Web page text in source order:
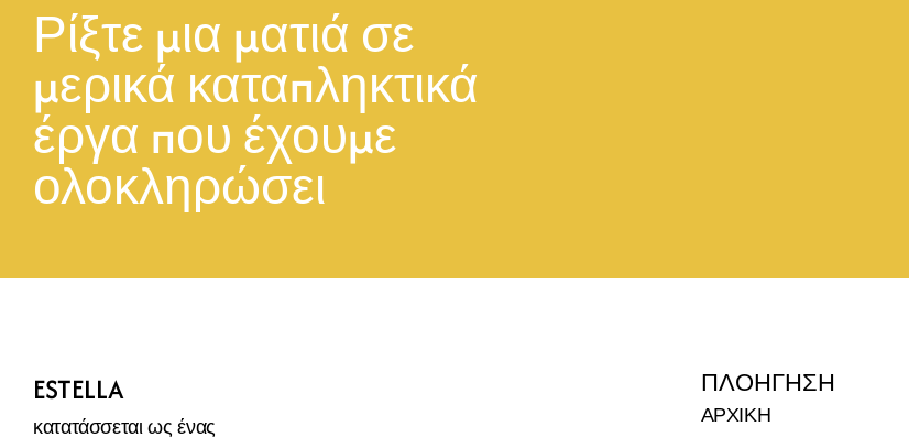
Ρίξτε μια ματιά σε
μερικά καταπληκτικά
έργα που έχουμε
ολοκληρώσει
ESTELLA
κατατάσσεται ως ένας
ΠΛΟΉΓΗΣΗ
ΑΡΧΙΚΗ